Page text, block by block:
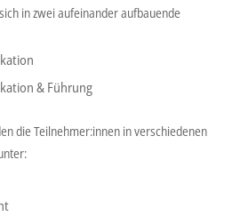
in zwei aufeinander aufbauende
& Führung
die Teilnehmer:innen in verschiedenen